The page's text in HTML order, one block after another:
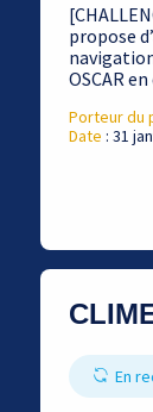
propose
OSCAR
Porteur du
Date : 31
En